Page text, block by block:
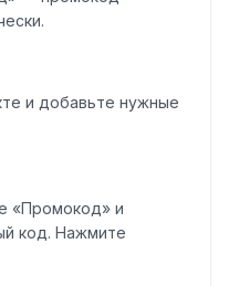
и добавьте нужные
«Промокод» и
код. Нажмите